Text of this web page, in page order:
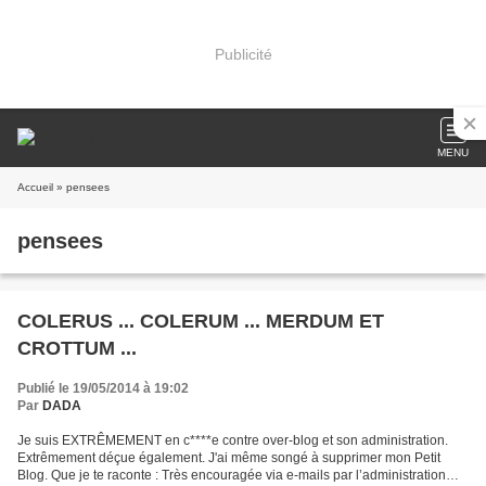
Publicité
MENU
Accueil » pensees
pensees
COLERUS ... COLERUM ... MERDUM ET
CROTTUM ...
Publié le 19/05/2014 à 19:02
Par DADA
Je suis EXTRÊMEMENT en c****e contre over-blog et son administration.
Extrêmement déçue également. J'ai même songé à supprimer mon Petit
Blog. Que je te raconte : Très encouragée via e-mails par l’administration